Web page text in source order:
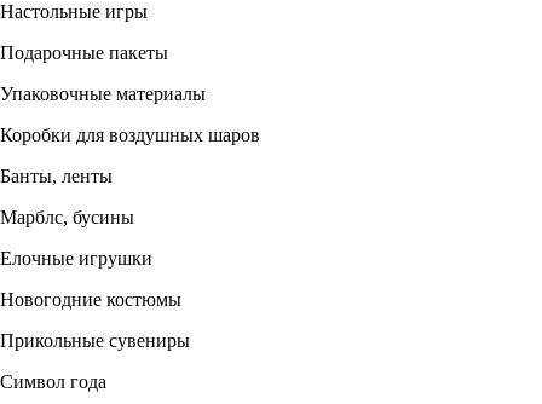
Настольные игры
Подарочные пакеты
Упаковочные материалы
Коробки для воздушных шаров
Банты, ленты
Марблс, бусины
Елочные игрушки
Новогодние костюмы
Прикольные сувениры
Символ года